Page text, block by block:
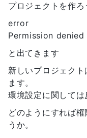
プロジェクトを作ろ
error
Permission denied
と出てきます
新しいプロジェク
ます。
環境設定に関しては
どのようにすれば
うか。